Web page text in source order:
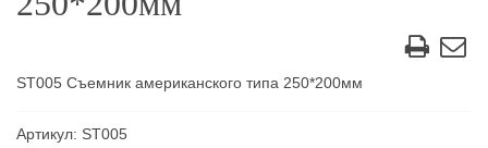
ST005 Съемник американского типа 250*200мм
Артикул: ST005